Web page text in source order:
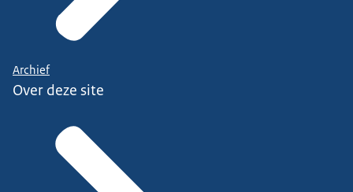
Archief
Over deze site